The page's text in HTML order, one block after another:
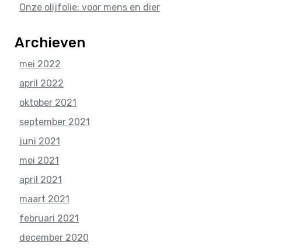
Onze olijfolie: voor mens en dier
Archieven
mei 2022
april 2022
oktober 2021
september 2021
juni 2021
mei 2021
april 2021
maart 2021
februari 2021
december 2020